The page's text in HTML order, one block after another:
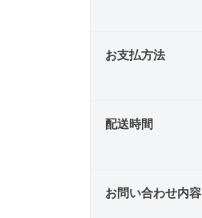
お支払方法
配送時間
お問い合わせ内容